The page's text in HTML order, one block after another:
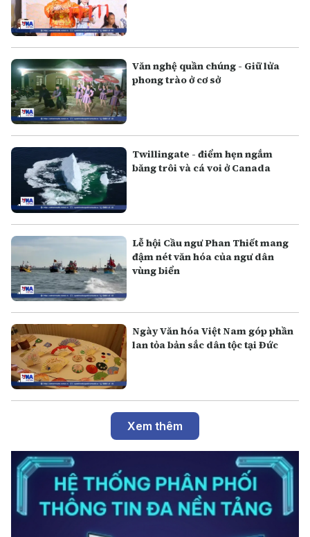
Văn nghệ quần chúng - Giữ lửa
phong trào ở cơ sở
Twillingate - điểm hẹn ngắm
băng trôi và cá voi ở Canada
Lễ hội Cầu ngư Phan Thiết mang
đậm nét văn hóa của ngư dân
vùng biển
Ngày Văn hóa Việt Nam góp phần
lan tỏa bản sắc dân tộc tại Đức
Xem thêm